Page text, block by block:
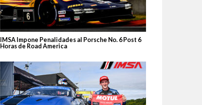
IMSA Impone Penalidades al Porsche No. 6 Post 6
Horas de Road America